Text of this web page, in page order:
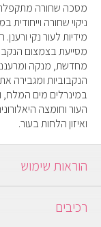
מסכה שחורה מתקפלת
ניקוי שחורה
מידיות לעור נקי
מסייעת בצמצום
מחדשת, מנקה
הנקבוביות ומגבירה
העור וחומצה
ואיזון הלחות בעור.
הוראות שימוש
רכיבים